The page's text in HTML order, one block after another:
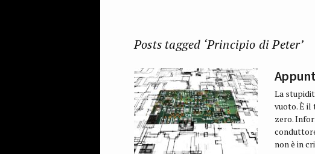
Posts tagged ‘Principio di Peter’
La
vuoto. È il
zero.
non è in